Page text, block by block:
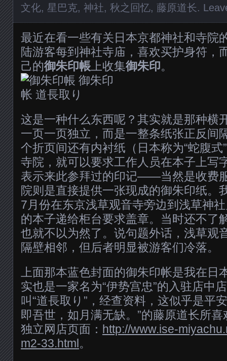
文化, 星巴克, 神社, 秋之回忆, 藤原道长.
最近在看一些有关日本京都神社和寺院
陆游客每到神社寺庙，喜欢买护身符，
己的御朱印帳上收集御朱印。
这是一种什么东西呢？其实就是那种横
一页一页独立，而是一整条纸张正反间
个折页间还有内衬纸（日本称为“蛇腹
寺院，就可以要求工作人员在本子上写
表示来此参拜过的印记——当然是收费
院则是直接提供一张现成的御朱印纸。
7月份在东京浅草观音寺旁边到浅草神
的本子递给柜台要求盖章。当时还不了
也就不以为然了。说句题外话，浅草观
隔壁相邻，但后者明显被游客们冷落。
上面那本蓝色封面的御朱印帐是我在日
实也是一家名为“伊势宫忠”的入驻店中
叫“道長取り”，经查资料，这似乎是平
即吾世，如月满无缺。”的藤原道长所
独立网店页面： http://www.ise-
m2-33.html 。